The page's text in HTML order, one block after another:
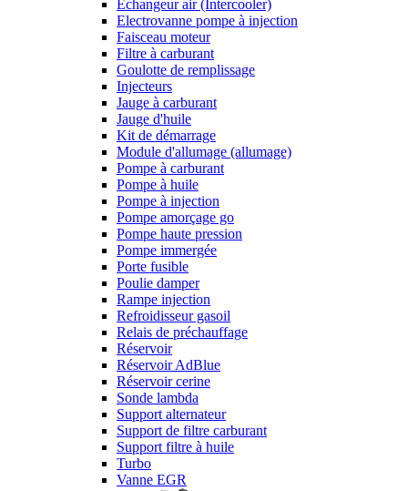
Echangeur air (Intercooler)
Electrovanne pompe à injection
Faisceau moteur
Filtre à carburant
Goulotte de remplissage
Injecteurs
Jauge à carburant
Jauge d'huile
Kit de démarrage
Module d'allumage (allumage)
Pompe à carburant
Pompe à huile
Pompe à injection
Pompe amorçage go
Pompe haute pression
Pompe immergée
Porte fusible
Poulie damper
Rampe injection
Refroidisseur gasoil
Relais de préchauffage
Réservoir
Réservoir AdBlue
Réservoir cerine
Sonde lambda
Support alternateur
Support de filtre carburant
Support filtre à huile
Turbo
Vanne EGR